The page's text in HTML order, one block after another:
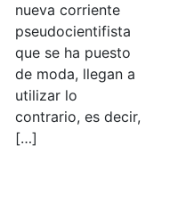
nueva corriente
pseudocientifista
que se ha puesto
de moda, llegan a
utilizar lo
contrario, es decir,
[…]